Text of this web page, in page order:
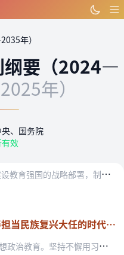
年）
纲要（2024—
2025年）
、国务院
效
为
深入贯彻党的二十大关于加快建设教育强国的战略部署，制定本规划纲要。
二、 塑造立德树人新格局，培养担当民族复兴大任的时代新人
人，加强习近平总书记关于教育的重要论述的学理阐释。实施新时代立德树人工程，坚持…